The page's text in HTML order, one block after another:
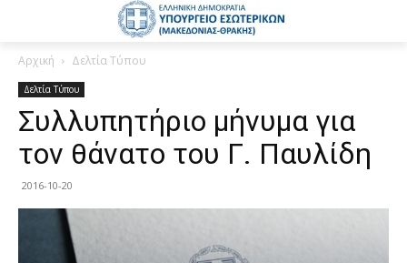
Αρχική Δελτία Τύπου
Δελτία Τύπου
Συλλυπητήριο μήνυμα για
τον θάνατο του Γ. Παυλίδη
2016-10-20